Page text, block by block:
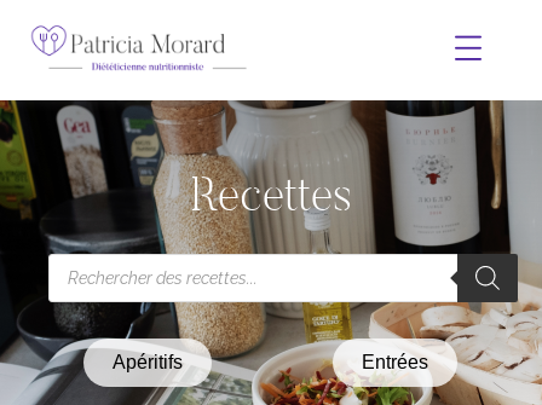
Recettes
Apéritifs Entrées